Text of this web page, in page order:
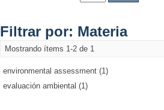
Filtrar por: Materia
Mostrando ítems 1-2 de 1
environmental assessment (1)
evaluación ambiental (1)